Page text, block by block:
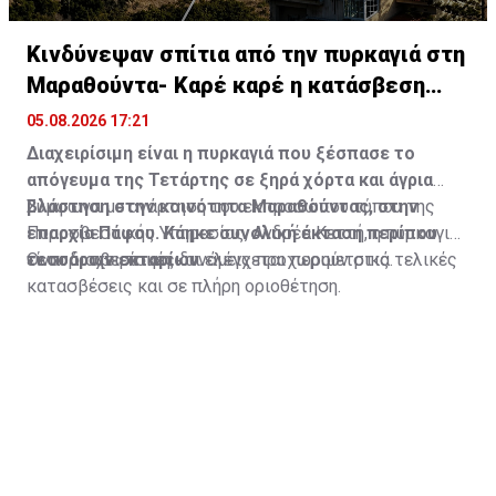
Κινδύνεψαν σπίτια από την πυρκαγιά στη
Μαραθούντα- Καρέ καρέ η κατάσβεση
(vid)
05.08.2026 17:21
Διαχειρίσιμη είναι η πυρκαγιά που ξέσπασε το
απόγευμα της Τετάρτης σε ξηρά χόρτα και άγρια
βλάστηση στην κοινότητα Μαραθούντας, στην
επαρχία Πάφου. Κάηκε συνολική έκταση περίπου
τεσσάρων εκταρίων.
Σύμφωνα με ανάρτηση του εκπροσώπου τύπου της
Πυροσβεστικής Υπηρεσίας, Ανδρέα Κεττή, η πυρκαγιά
είναι διαχειρίσιμη και ελέγχεται περιμετρικά.
Οι πυροσβεστικές δυνάμεις προχωρούν στις τελικές
κατασβέσεις και σε πλήρη οριοθέτηση.